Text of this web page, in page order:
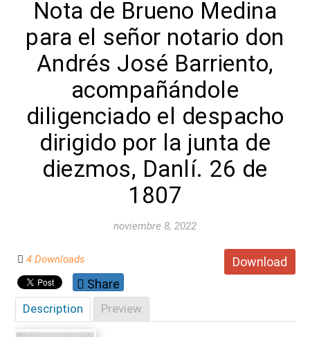
Nota de Brueno Medina
para el señor notario don
Andrés José Barriento,
acompañándole
diligenciado el despacho
dirigido por la junta de
diezmos, Danlí. 26 de
1807
noviembre 8, 2022
Download
4 Downloads
Share
Description Preview